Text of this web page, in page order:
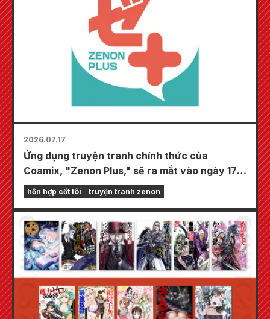
2026.07.17
Ứng dụng truyện tranh chính thức của
Coamix, "Zenon Plus," sẽ ra mắt vào ngày 17
tháng 7! Ứng dụng này được tích hợp nhiều
tính năng để giúp bạn giải trí trọn vẹn, bao
nhật hàng ngày"!
hỗn hợp cốt lõi truyện tranh zenon